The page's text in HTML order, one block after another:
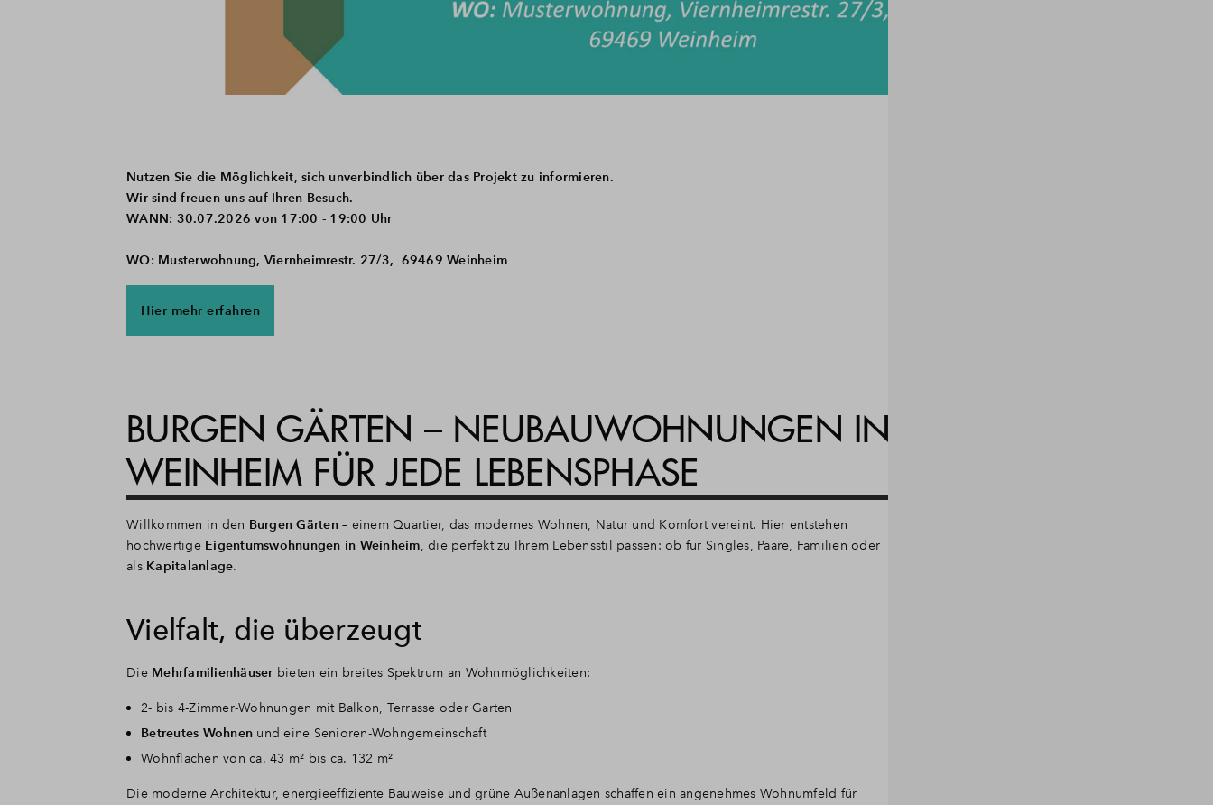
Nutzen Sie die Möglichkeit, sich unverbindlich über das Projekt zu informieren.
Wir sind freuen uns auf Ihren Besuch.
WANN: 30.07.2026 von 17:00 - 19:00 Uhr
WO: Musterwohnung, Viernheimrestr. 27/3, 69469 Weinheim
Hier mehr erfahren
BURGEN GÄRTEN – NEUBAUWOHNUNGEN IN
WEINHEIM FÜR JEDE LEBENSPHASE
Willkommen in den Burgen Gärten– einem Quartier, das modernes Wohnen, Natur und Komfort vereint. Hier entstehen
hochwertige Eigentumswohnungen in Weinheim, die perfekt zu Ihrem Lebensstil passen: ob für Singles, Paare, Familien oder
als Kapitalanlage.
Vielfalt, die überzeugt
Die Mehrfamilienhäuser bieten ein breites Spektrum an Wohnmöglichkeiten:
2- bis 4-Zimmer-Wohnungen mit Balkon, Terrasse oder Garten
Betreutes Wohnen und eine Senioren-Wohngemeinschaft
Wohnflächen von ca. 43 m² bis ca. 132 m²
Die moderne Architektur, energieeffiziente Bauweise und grüne Außenanlagen schaffen ein angenehmes Wohnumfeld für